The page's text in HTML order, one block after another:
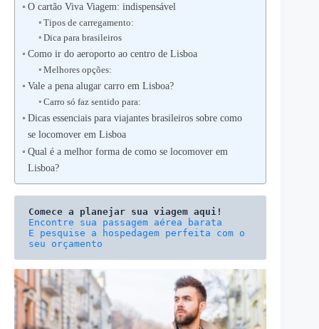
O cartão Viva Viagem: indispensável
Tipos de carregamento:
Dica para brasileiros
Como ir do aeroporto ao centro de Lisboa
Melhores opções:
Vale a pena alugar carro em Lisboa?
Carro só faz sentido para:
Dicas essenciais para viajantes brasileiros sobre como
se locomover em Lisboa
Qual é a melhor forma de como se locomover em
Lisboa?
Comece a planejar sua viagem aqui!
E pesquise a hospedagem perfeita com o
seu orçamento